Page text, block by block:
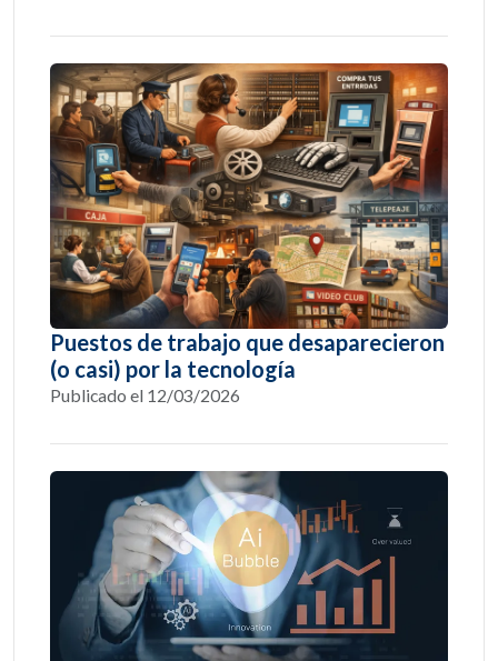
Puestos de trabajo que desaparecieron
(o casi) por la tecnología
Publicado el 12/03/2026